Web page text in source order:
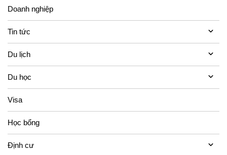
Doanh nghiệp
Tin tức
Du lịch
Du học
Visa
Học bổng
Định cư